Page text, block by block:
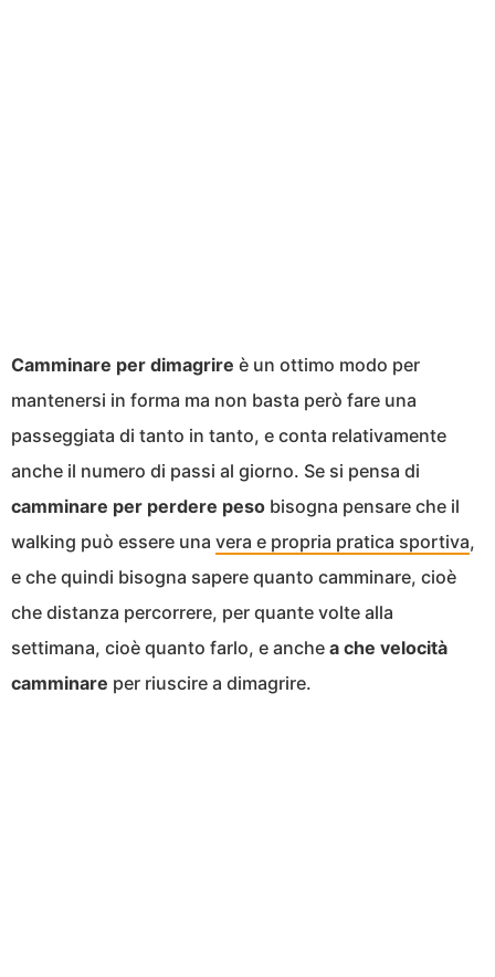
Camminare per dimagrire è un ottimo modo per
mantenersi in forma ma non basta però fare una
passeggiata di tanto in tanto, e conta relativamente
anche il numero di passi al giorno. Se si pensa di
camminare per perdere peso bisogna pensare che il
walking può essere una vera e propria pratica sportiva,
e che quindi bisogna sapere quanto camminare, cioè
che distanza percorrere, per quante volte alla
settimana, cioè quanto farlo, e anche a che velocità
camminare per riuscire a dimagrire.